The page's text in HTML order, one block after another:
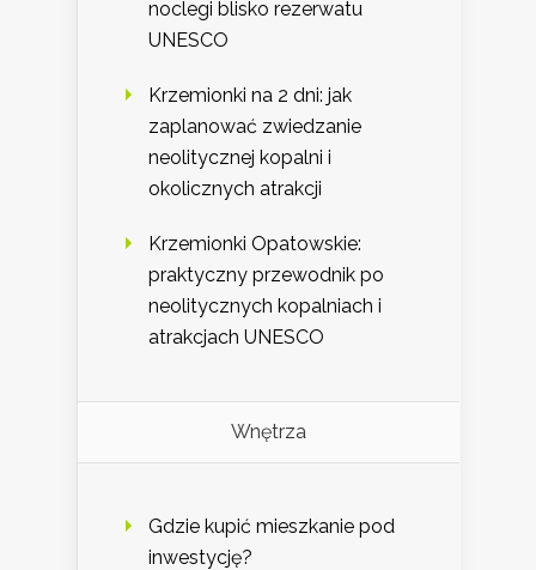
noclegi blisko rezerwatu
UNESCO
Krzemionki na 2 dni: jak
zaplanować zwiedzanie
neolitycznej kopalni i
okolicznych atrakcji
Krzemionki Opatowskie:
praktyczny przewodnik po
neolitycznych kopalniach i
atrakcjach UNESCO
Wnętrza
Gdzie kupić mieszkanie pod
inwestycję?